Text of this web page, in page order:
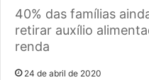
40% das famílias
retirar auxílio
renda
24 de abril de 2020